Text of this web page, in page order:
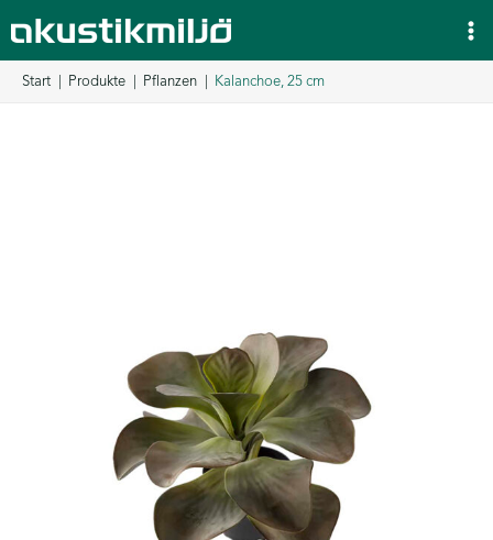
Inhalt
springen
Start Produkte Pflanzen Kalanchoe, 25 cm